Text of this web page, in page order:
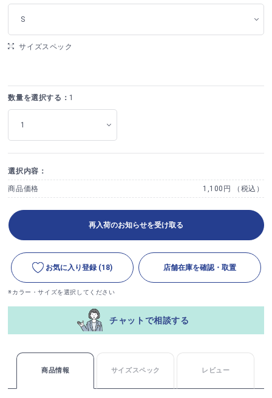
S
サイズスペック
数量を選択する： 1
選択内容：
商品価格 1,100円 （税込）
再入荷のお知らせを受け取る
お気に入り登録 (18) 店舗在庫を確認・取置
※カラー・サイズを選択してください
チャットで相談する
商品情報 サイズスペック レビュー